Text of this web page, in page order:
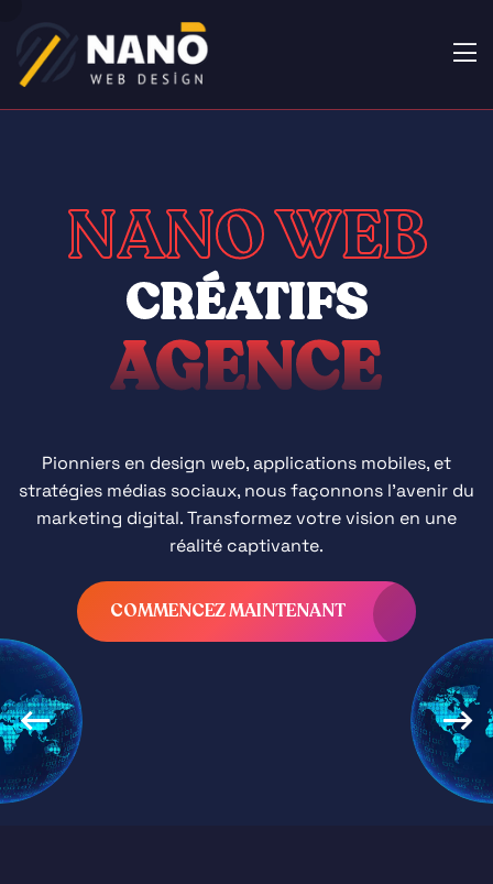
NANO WEB
CRÉATIFS
AGENCE
Pionniers en design web, applications mobiles, et
stratégies médias sociaux, nous façonnons l'avenir du
marketing digital. Transformez votre vision en une
réalité captivante.
COMMENCEZ MAINTENANT